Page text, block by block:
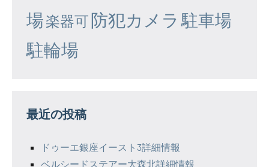
場楽器可防犯カメラ 駐車場
駐輪場
最近の投稿
ドゥーエ銀座イースト3詳細情報
ベルシードステアー大森北詳細情報